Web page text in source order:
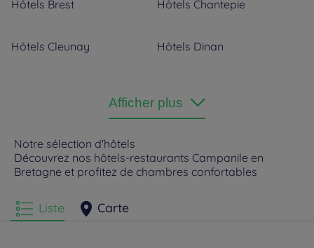
Hôtels Brest Hôtels Chantepie
Hôtels Cleunay Hôtels Dinan
Hôtels Langueux Hôtels Lorient
Hôtels Morlaix
Afficher plus
Notre sélection d'hôtels
Découvrez nos hôtels-restaurants Campanile en
Bretagne et profitez de chambres confortables
Liste Carte